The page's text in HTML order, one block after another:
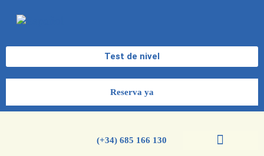
Test de nivel
Reserva ya
(+34) 685 166 130